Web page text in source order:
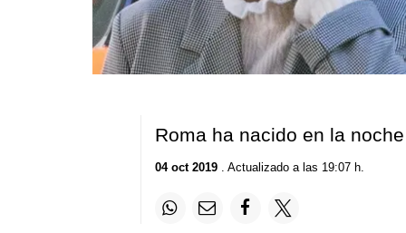
Roma ha nacido en la
04 oct 2019. Actualizado a las 19:07 h.